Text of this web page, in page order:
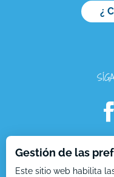
¿
Gestión de las
Este sitio web habilita